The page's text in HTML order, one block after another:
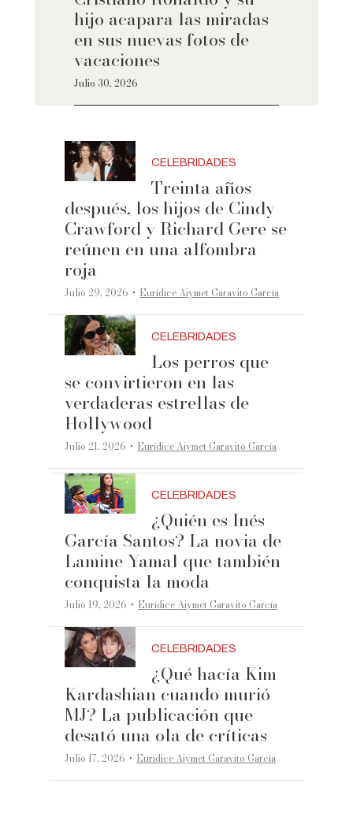
hijo acapara las miradas
en sus nuevas fotos de
vacaciones
Julio 30, 2026
CELEBRIDADES
Treinta años
después, los hijos de Cindy
Crawford y Richard Gere se
reúnen en una alfombra
roja
Julio 29, 2026 ·Eurídice Aiymet Garavito García
CELEBRIDADES
Los perros que
se convirtieron en las
verdaderas estrellas de
Hollywood
Julio 21, 2026 ·Eurídice Aiymet Garavito García
CELEBRIDADES
¿Quién es Inés
García Santos? La novia de
Lamine Yamal que también
conquista la moda
Julio 19, 2026 ·Eurídice Aiymet Garavito García
CELEBRIDADES
¿Qué hacía Kim
Kardashian cuando murió
MJ? La publicación que
desató una ola de críticas
Julio 17, 2026 ·Eurídice Aiymet Garavito García